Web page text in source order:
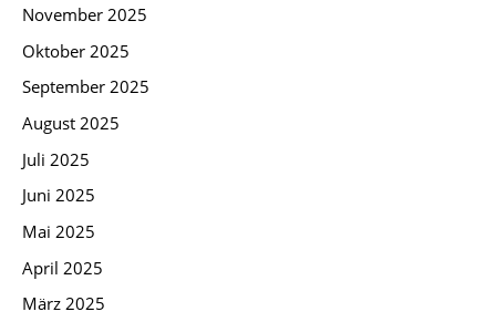
November 2025
Oktober 2025
September 2025
August 2025
Juli 2025
Juni 2025
Mai 2025
April 2025
März 2025